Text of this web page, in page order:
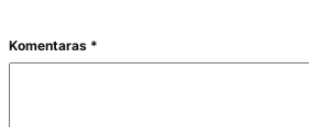
Komentaras *